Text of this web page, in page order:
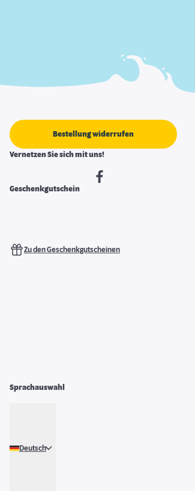
Bestellung widerrufen
Vernetzen Sie sich mit uns!
Geschenkgutschein
Zu den Geschenkgutscheinen
Sprachauswahl
Deutsch